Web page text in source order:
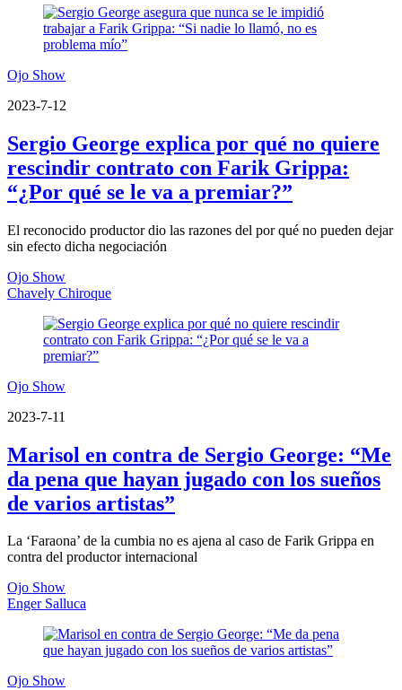
Ojo Show
2023-7-12
Sergio George explica por qué no quiere
rescindir contrato con Farik Grippa:
“¿Por qué se le va a premiar?”
El reconocido productor dio las razones del por qué no pueden dejar
sin efecto dicha negociación
Ojo Show
Chavely Chiroque
Ojo Show
2023-7-11
Marisol en contra de Sergio George: “Me
da pena que hayan jugado con los sueños
de varios artistas”
La ‘Faraona’ de la cumbia no es ajena al caso de Farik Grippa en
contra del productor internacional
Ojo Show
Enger Salluca
Ojo Show